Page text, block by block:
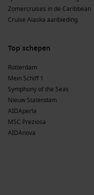
Zomercruises in de Caribbean
Cruise Alaska aanbieding
Top schepen
Rotterdam
Mein Schiff 1
Symphony of the Seas
Nieuw Statendam
AIDAperla
MSC Preziosa
AIDAnova